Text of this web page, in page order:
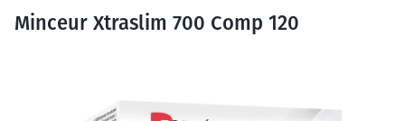
Minceur Xtraslim 700 Comp 120